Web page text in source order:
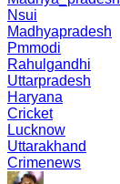
Nsui
Madhyapradesh
Pmmodi
Rahulgandhi
Uttarpradesh
Haryana
Cricket
Lucknow
Uttarakhand
Crimenews